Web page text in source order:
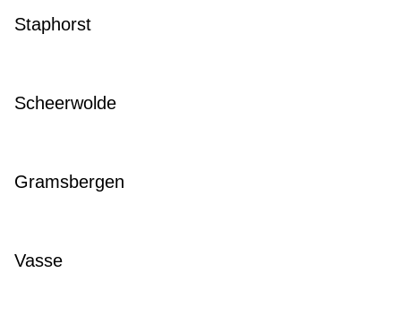
Staphorst
Scheerwolde
Gramsbergen
Vasse